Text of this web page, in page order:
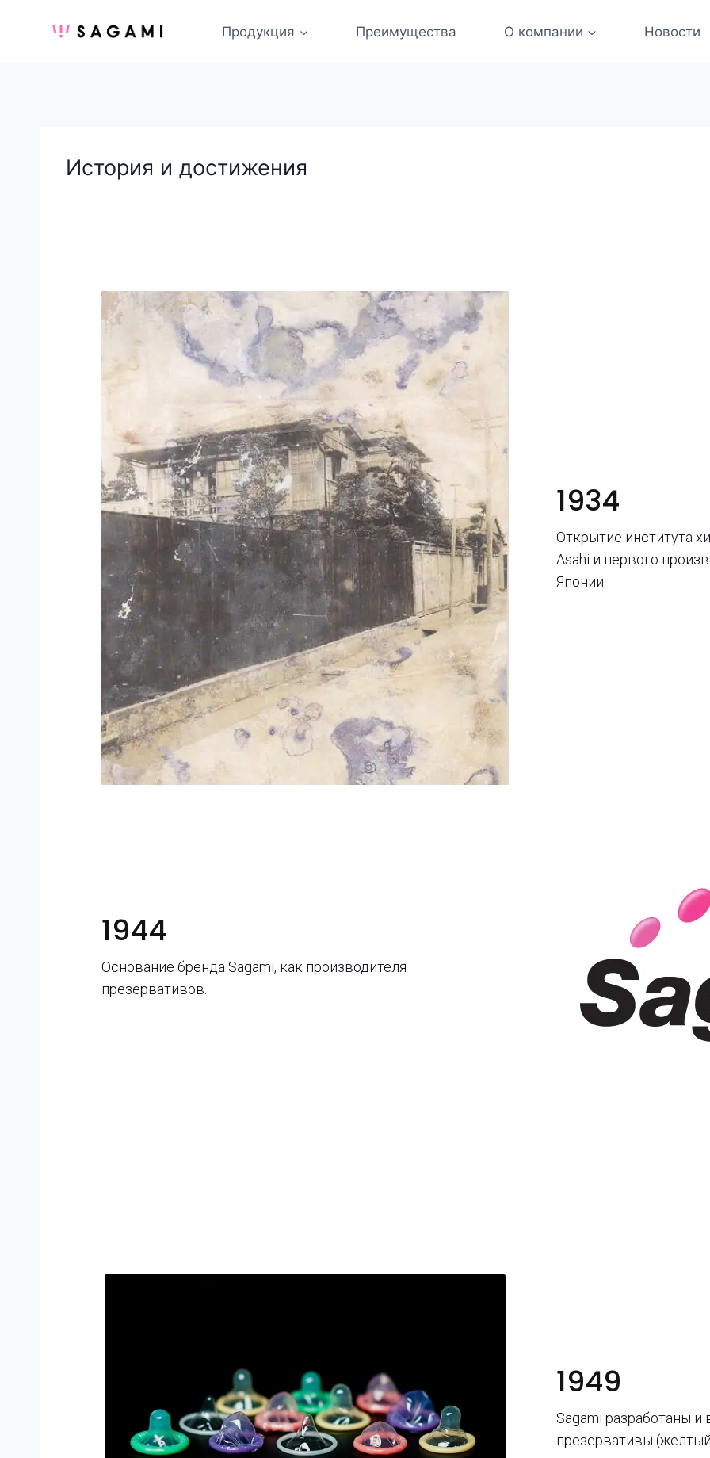
Продукция Преимущества О компании Новости
История и достижения
1934
Открытие института
Asahi и первого
Японии.
1944
Основание бренда Sagami, как производителя
презервативов.
1949
Sagami разработаны
презервативы